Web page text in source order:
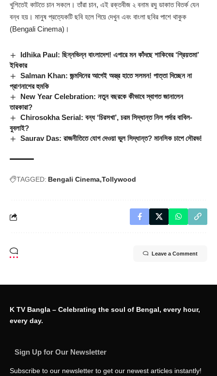
খুশিতেই কাটতে চান সকলে। তাঁরা চান, এই রক্তবীজ ২ বনাম রঘু ডাকাত বিতর্ক যেন
বন্ধ হয়। মানুষ প্রত্যেকটি ছবি হলে গিয়ে দেখুন এবং বাংলা ছবির পাশে থাকুক
(Bengali Cinema)।
Idhika Paul: ছিন্নভিন্ন বাংলাদেশ! এপারে মন কাঁদছে শাকিবের ‘প্রিয়তমা’
ইধিকার
Salman Khan: জন্মদিনের আগেই অস্ত্র হাতে সলমন! পাত্তা দিচ্ছেন না
প্রাণনাশের হুমকি
New Year Celebration: নতুন বছরকে কীভাবে স্বাগত জানালেন
তারকারা?
Chirosokha Serial: বন্ধ ‘চিরসখা’, চরম সিদ্ধান্ত নিল পর্দার বাবিল-
বুবলাই?
Saurav Das: রাজনীতিতে যোগ দেওয়া ভুল সিদ্ধান্ত? মানসিক চাপে সৌরভ!
TAGGED: Bengali Cinema Tollywood
Leave a Comment
K TV Bangla – Celebrating the soul of Bengal, every hour,
every day.
Sign Up for Our Newsletter
Subscribe to our newsletter to get our newest articles instantly!